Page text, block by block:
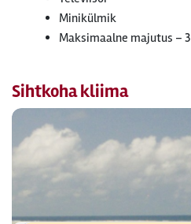
Minikülmik
Maksimaalne majutus – 3
Sihtkoha kliima